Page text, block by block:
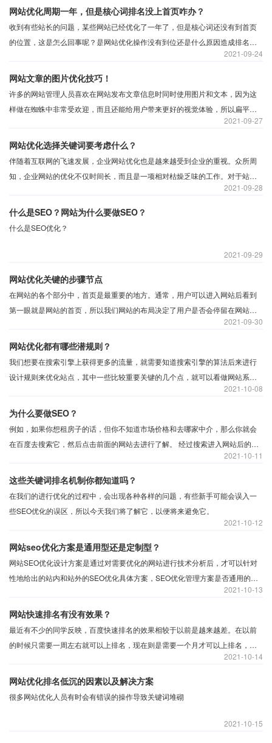
09-24
2021
网站优化周期一年，但是核心词排名没上首页咋办？
收到有些站长的问题，某些网站已经优化了一年了，但是核心词还没有到首页
的位置，这是怎么回事呢？是网站优化操作没有到位还是什么原因造成排名无
09-27
2021
网站文章的图片优化技巧！
许多的网站管理人员喜欢在网站发布文章信息时同时使用图片和文本，因为这
样做在蜘蛛中非常受欢迎，而且还能给用户带来更好的视觉体验，所以扁平化
的网站也备受欢迎。这种网站的图片应用比传统网站的运用的频繁的多，因此
对图片进行优化也是很有必要的，做图片优化能够帮助网站更快的提升排名和
09-28
2021
网站优化选择关键词要考虑什么？
伴随着互联网的飞速发展，企业网站优化也是越来越受到企业的重视。众所周
知，企业网站的优化不仅时间长，而且是一项相对枯燥乏味的工作。对于站点
优化来说，站点上线后，需要经过较长时间的优化工作，但流量和排名并没有
提高。大多数站长朋友都会比较疑惑。事实上，这和关键词的选择有很大关
09-29
2021
什么是SEO？网站为什么要做SEO？
什么是SEO优化？
09-30
2021
网站优化关键的步骤节点
在网站的各个部分中，首页是最重要的地方。通常，用户可以进入网站后看到
第一眼就是网站的首页，所以我们网站的布局决定了用户是否会停留在网站
上。在首页的设计中，不仅要把比较重要的或热门的内容展示出来，还要把优
秀内容安排得更好、更精致。
10-08
2021
网站优化都有哪些潜规则？
我们想要在搜索引擎上获得更多的流量，就需要知道搜索引擎的算法后来进行
设计规则来优化站点，其中一些比较重要关键的几个点，就可以看做网站系统
10-11
2021
为什么要做SEO？
例如，如果你想租房子的话，但你不知道市场价格和去哪家中介，那么你就会
在百度去搜索它，然后点击前面的网站去进行了解。 经过搜索进入网站后的客
10-12
2021
这些关键词排名机制你都知道吗？
在我们的进行优化的过程中，会出现各种各样的问题，有些新手可能会误入一
些SEO优化的误区，所以今天我们将了解它，以便将来避免它。
10-13
2021
网站seo优化方案是通用型还是定制型？
网站SEO优化设计方案是通过对需要优化的网站进行技术分析后，才可以针对
性地给出的站内和站外的SEO优化具体方案，SEO优化管理方案是否通用的，
这块可以肯定的说是不能通用，每个站的情况不同，给出的解决方案也各不相
同，因此遇到一些问题需要根据网站来做调整，而不是选择通用的方法来优化
10-14
2021
网站快速排名有没有效果？
最近有不少的同学反映，百度快速排名的效果相较于以前是越来越差。在以前
的时候只需要一周左右就可以上排名，现在则是需要一个月才可以上排名，甚
至有的时候还没能上去，甚至上不去的情况发生。为什么网站的快速排名没有
效果？
10-15
2021
网站优化排名低沉的因素以及解决方案
很多网站优化人员有时会有错误的操作导致关键词堆砌